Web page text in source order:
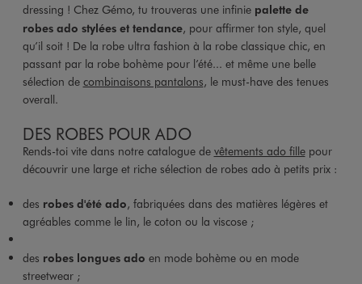
dressing ! Chez Gémo, tu trouveras une infinie palette de
robes ado stylées et tendance, pour affirmer ton style, quel
qu’il soit ! De la robe ultra fashion à la robe classique chic, en
passant par la robe bohème pour l’été... et même une belle
sélection de combinaisons pantalons, le must-have des tenues
overall.
DES ROBES POUR ADO
Rends-toi vite dans notre catalogue de vêtements ado fillepour
découvrir une large et riche sélection de robes ado à petits prix :
des robes d'été ado, fabriquées dans des matières légères et
agréables comme le lin, le coton ou la viscose ;
des robes longues ado en mode bohème ou en mode
streetwear ;